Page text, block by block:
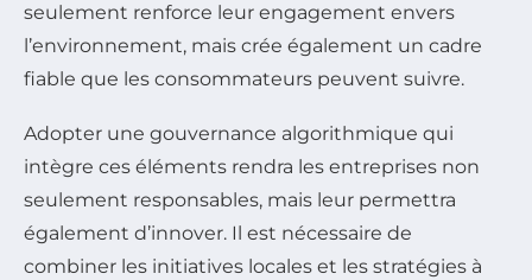
seulement renforce leur engagement envers
l’environnement, mais crée également un cadre
fiable que les consommateurs peuvent suivre.
Adopter une gouvernance algorithmique qui
intègre ces éléments rendra les entreprises non
seulement responsables, mais leur permettra
également d’innover. Il est nécessaire de
combiner les initiatives locales et les stratégies à